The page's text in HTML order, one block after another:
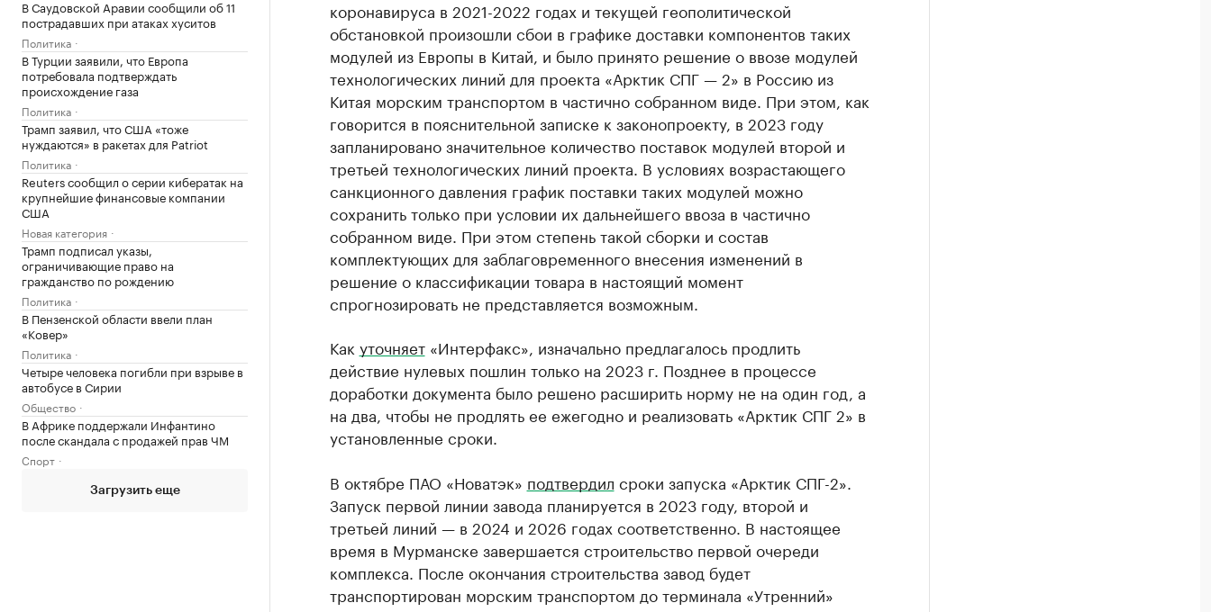
В Саудовской Аравии сообщили об 11
пострадавших при атаках хуситов
Политика
В Турции заявили, что Европа
потребовала подтверждать
происхождение газа
Политика
Трамп заявил, что США «тоже
нуждаются» в ракетах для Patriot
Политика
Reuters сообщил о серии кибератак на
крупнейшие финансовые компании
США
Новая категория
Трамп подписал указы,
ограничивающие право на
гражданство по рождению
Политика
В Пензенской области ввели план
«Ковер»
Политика
Четыре человека погибли при взрыве в
автобусе в Сирии
Общество
В Африке поддержали Инфантино
после скандала с продажей прав ЧМ
Спорт
Загрузить еще
коронавируса в 2021-2022 годах и текущей геополитической
обстановкой произошли сбои в графике доставки компонентов таких
модулей из Европы в Китай, и было принято решение о ввозе модулей
технологических линий для проекта «Арктик СПГ — 2» в Россию из
Китая морским транспортом в частично собранном виде. При этом, как
говорится в пояснительной записке к законопроекту, в 2023 году
запланировано значительное количество поставок модулей второй и
третьей технологических линий проекта. В условиях возрастающего
санкционного давления график поставки таких модулей можно
сохранить только при условии их дальнейшего ввоза в частично
собранном виде. При этом степень такой сборки и состав
комплектующих для заблаговременного внесения изменений в
решение о классификации товара в настоящий момент
спрогнозировать не представляется возможным.
Как уточняет«Интерфакс», изначально предлагалось продлить
действие нулевых пошлин только на 2023 г. Позднее в процессе
доработки документа было решено расширить норму не на один год, а
на два, чтобы не продлять ее ежегодно и реализовать «Арктик СПГ 2» в
установленные сроки.
В октябре ПАО «Новатэк» подтвердил сроки запуска «Арктик СПГ-2».
Запуск первой линии завода планируется в 2023 году, второй и
третьей линий — в 2024 и 2026 годах соответственно. В настоящее
время в Мурманске завершается строительство первой очереди
комплекса. После окончания строительства завод будет
транспортирован морским транспортом до терминала «Утренний»